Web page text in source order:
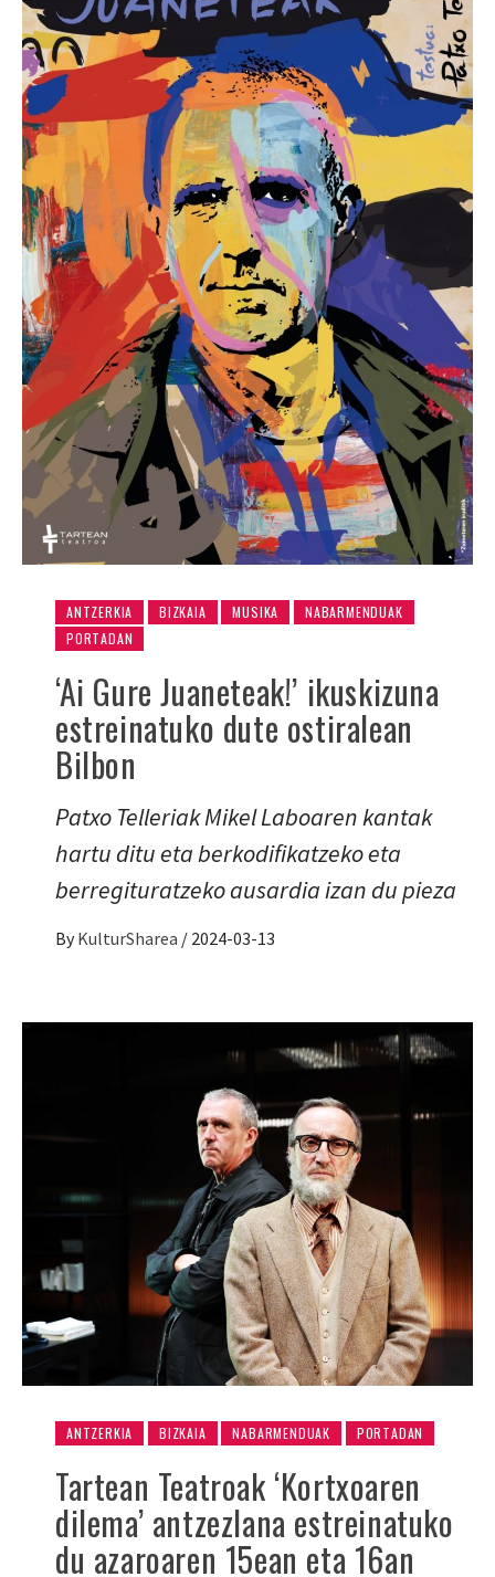
ANTZERKIA BIZKAIA MUSIKA
NABARMENDUAK
PORTADAN
‘Ai Gure Juaneteak!’ ikuskizuna
estreinatuko dute ostiralean
Bilbon
Patxo Telleriak Mikel Laboaren kantak
hartu ditu eta berkodifikatzeko eta
berregituratzeko ausardia izan du pieza
By KulturSharea / 2024-03-13
ANTZERKIA BIZKAIA NABARMENDUAK PORTADAN
Tartean Teatroak ‘Kortxoaren
dilema’ antzezlana estreinatuko
du azaroaren 15ean eta 16an